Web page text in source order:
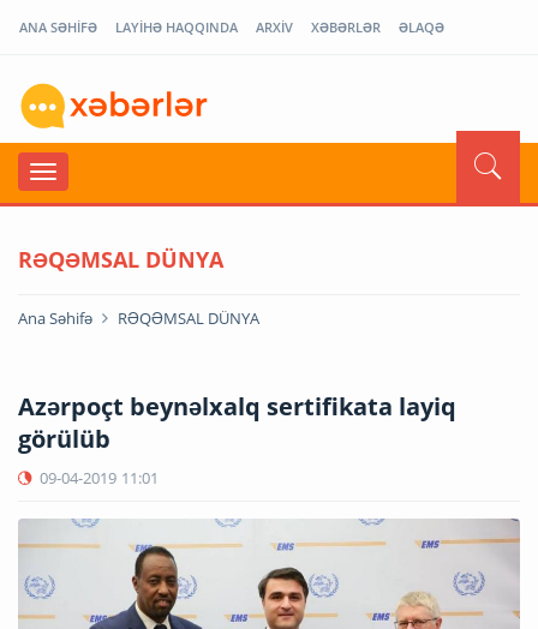
ANA SƏHİFƏ LAYİHƏ HAQQINDA ARXİV XƏBƏRLƏR ƏLAQƏ
RƏQƏMSAL DÜNYA
Ana Səhifə RƏQƏMSAL DÜNYA
Azərpoçt beynəlxalq sertifikata layiq
görülüb
09-04-2019 11:01